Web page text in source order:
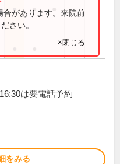
● ●
合があります。来院前
さい。
×閉じる
は要電話予約
をみる